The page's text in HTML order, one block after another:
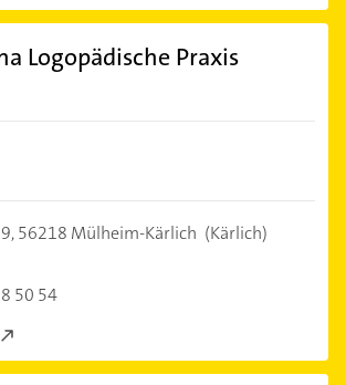
Logopädische Praxis
56218 Mülheim-Kärlich (Kärlich)
50 54